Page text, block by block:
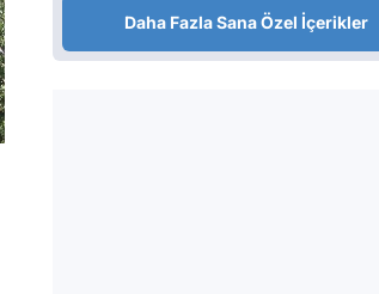
Daha Fazla Sana Özel İçerikler